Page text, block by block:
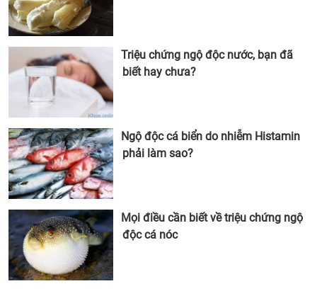
Triệu chứng ngộ độc nước, bạn đã
biết hay chưa?
Ngộ độc cá biển do nhiễm Histamin
phải làm sao?
Mọi điều cần biết về triệu chứng ngộ
độc cá nóc